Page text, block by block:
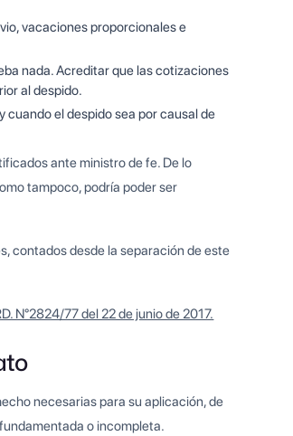
vacaciones proporcionales e
nada. Acreditar que las cotizaciones
al despido.
cuando el despido sea por causal de
ante ministro de fe. De lo
tampoco, podría poder ser
contados desde la separación de este
N°2824/77 del 22 de junio de 2017.
necesarias para su aplicación, de
o incompleta.